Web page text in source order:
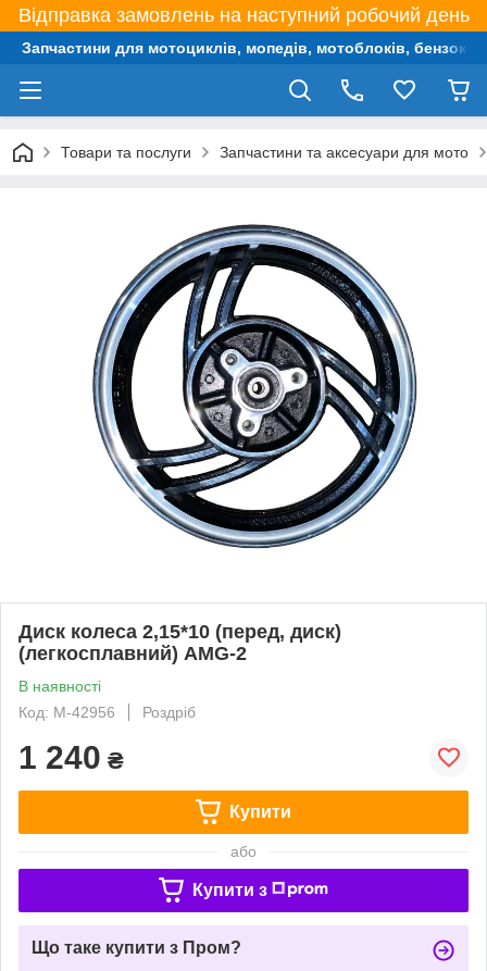
Відправка замовлень на наступний робочий день
Запчастини для мотоциклів, мопедів, мотоблоків,
Товари та послуги Запчастини та аксесуари для мото
Диск колеса 2,15*10 (перед, диск)
(легкосплавний) AMG-2
В наявності
Код: M-42956
Роздріб
1 240 ₴
Купити
або
Купити з
Що таке купити з Пром?